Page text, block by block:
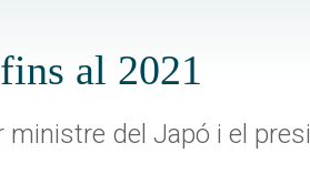
al 2021
del Japó i el